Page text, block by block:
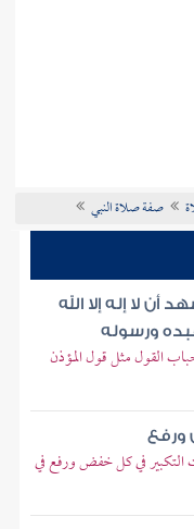
صفة صلاة النبي
لا إله إلا الله
ورسوله
القول مثل قول المؤذن
ورفع
في كل خفض ورفع في